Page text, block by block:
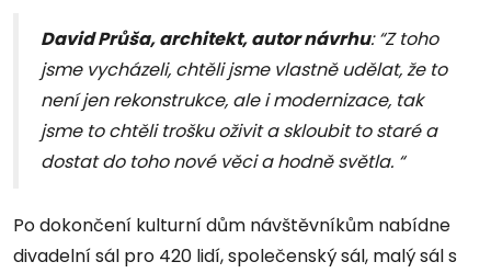
David Průša, architekt, autor návrhu: “Z toho
jsme vycházeli, chtěli jsme vlastně udělat, že to
není jen rekonstrukce, ale i modernizace, tak
jsme to chtěli trošku oživit a skloubit to staré a
dostat do toho nové věci a hodně světla. “
Po dokončení kulturní dům návštěvníkům nabídne
divadelní sál pro 420 lidí, společenský sál, malý sál s